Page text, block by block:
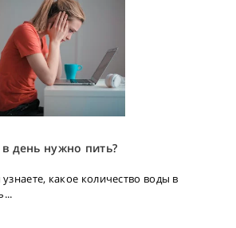
день нужно пить?
узнаете, какое количество воды в